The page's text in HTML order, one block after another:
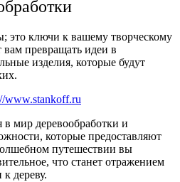
это ключи к вашему творческому
превращать идеи в
изделия, которые будут
www.stankoff.ru
в мир деревообработки и
которые предоставляют
путешествии вы
что станет отражением
дереву.